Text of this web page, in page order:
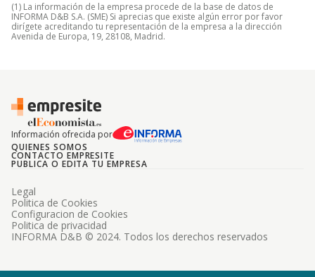
(1) La información de la empresa procede de la base de datos de
INFORMA D&B S.A. (SME) Si aprecias que existe algún error por favor
dirígete acreditando tu representación de la empresa a la dirección
Avenida de Europa, 19, 28108, Madrid.
Información ofrecida por
QUIENES SOMOS
CONTACTO EMPRESITE
PUBLICA O EDITA TU EMPRESA
INFORMA D&B © 2024. Todos los derechos reservados
Legal
Politica de Cookies
Configuracion de Cookies
Politica de privacidad